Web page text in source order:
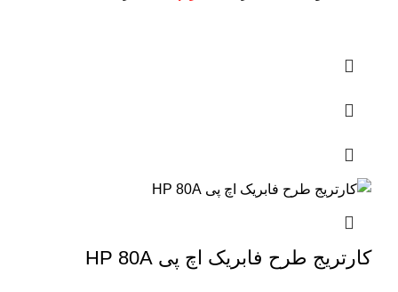
کارتریج طرح فابریک اچ پی HP 80A